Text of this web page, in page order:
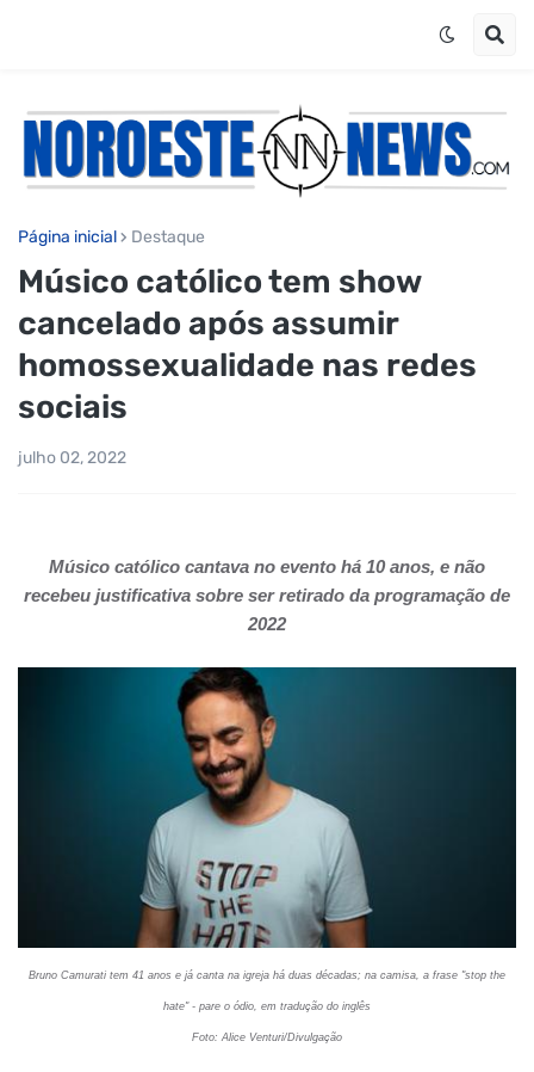
Página inicial Destaque
Músico católico tem show
cancelado após assumir
homossexualidade nas redes
sociais
julho 02, 2022
Músico católico cantava no evento há 10 anos, e não
recebeu justificativa sobre ser retirado da programação de
2022
Bruno Camurati tem 41 anos e já canta na igreja há duas décadas; na camisa, a frase "stop the
hate" - pare o ódio, em tradução do inglês
Foto: Alice Venturi/Divulgação